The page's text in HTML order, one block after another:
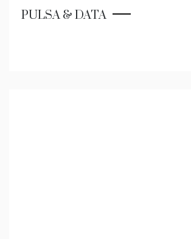
PULSA & DATA